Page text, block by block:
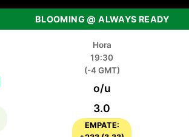
BLOOMING @ ALWAYS READY
Hora
19:30
(-4 GMT)
o/u
3.0
EMPATE: